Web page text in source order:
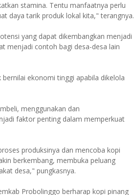
stamina. Tentu manfaatnya perlu
daya tarik produk lokal kita," terangnya.
yang dapat dikembangkan menjadi
menjadi contoh bagi desa-desa lain
ekonomi tinggi apabila dikelola
menggunakan dan
faktor penting dalam memperkuat
produksinya dan mencoba kopi
berkembang, membuka peluang
desa," pungkasnya.
Probolinggo berharap kopi pinang